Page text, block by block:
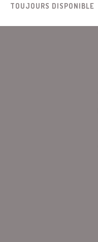
TOUJOURS DISPONIBLE